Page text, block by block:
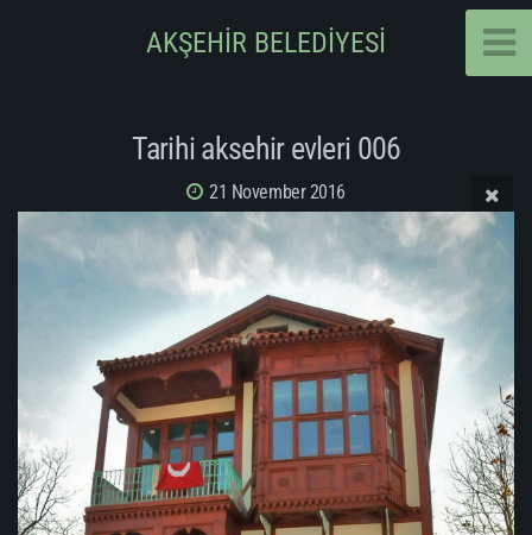
AKŞEHİR BELEDİYESİ
Tarihi aksehir evleri 006
21 November 2016